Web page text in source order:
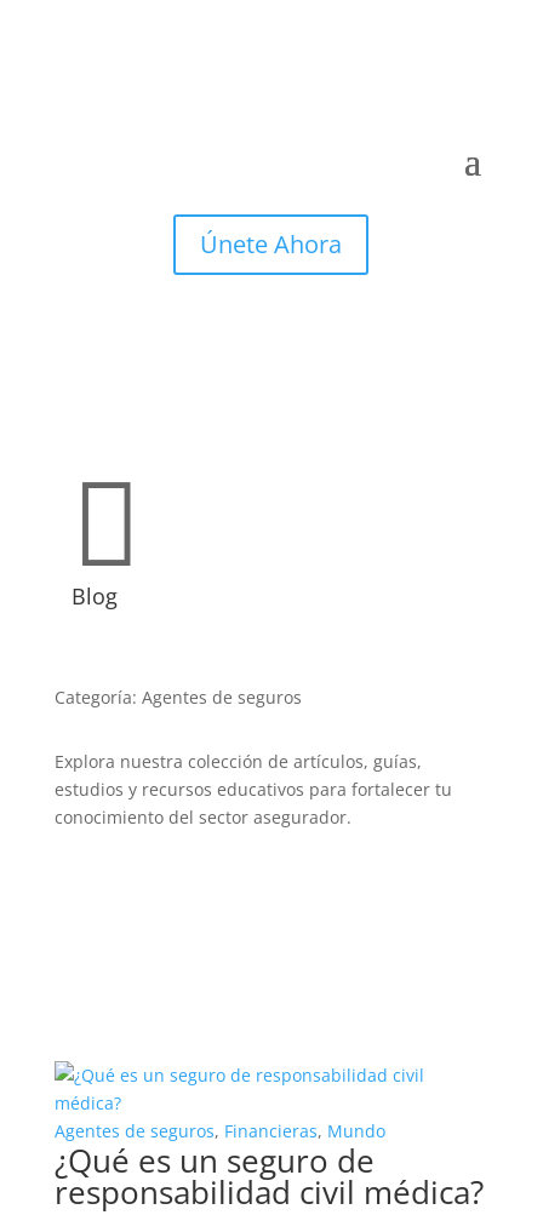
Únete Ahora

Blog
Categoría: Agentes de seguros
Explora nuestra colección de artículos, guías,
estudios y recursos educativos para fortalecer tu
conocimiento del sector asegurador.
Agentes de seguros, Financieras, Mundo
¿Qué es un seguro de
responsabilidad civil médica?